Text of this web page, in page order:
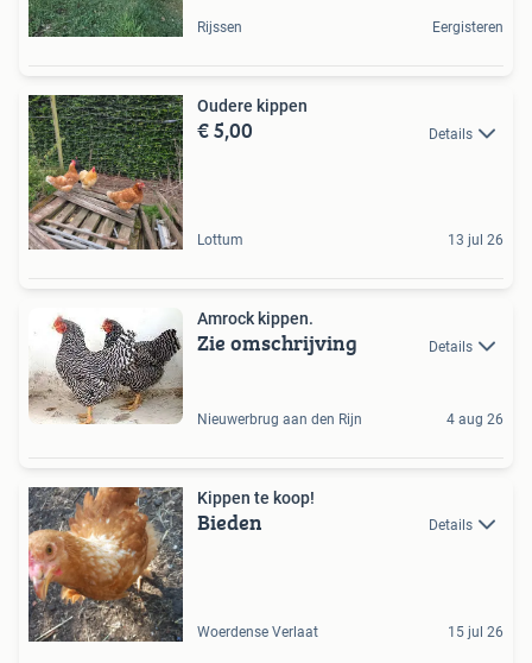
Rijssen Eergisteren
Oudere kippen
€ 5,00 Details
Lottum 13 jul 26
Amrock kippen.
Zie omschrijving Details
Nieuwerbrug aan den Rijn 4 aug 26
Kippen te koop!
Bieden Details
Woerdense Verlaat 15 jul 26